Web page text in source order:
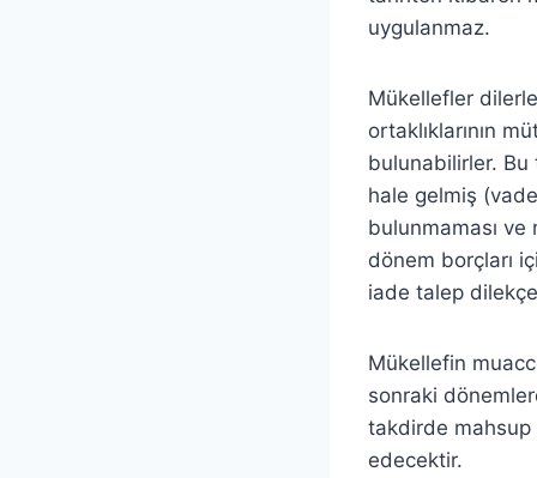
uygulanmaz.
Mükellefler
ortaklıklarının
bulunabilirler. Bu
hale gelmiş
bulunmaması ve
dönem borçları
iade talep
Mükellefin
sonraki
takdirde
edecektir.